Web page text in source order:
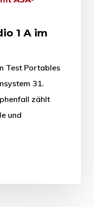
1 A im
Test Portables
31.
zählt
und